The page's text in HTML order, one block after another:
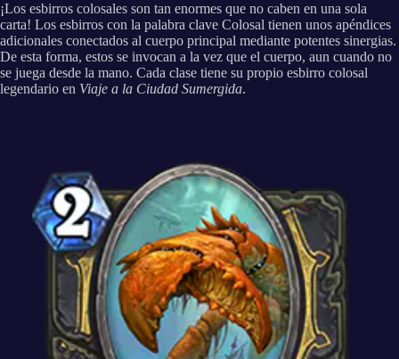
¡Los esbirros colosales son tan enormes que no caben en una sola
carta! Los esbirros con la palabra clave Colosal tienen unos apéndices
adicionales conectados al cuerpo principal mediante potentes sinergias.
De esta forma, estos se invocan a la vez que el cuerpo, aun cuando no
se juega desde la mano. Cada clase tiene su propio esbirro colosal
legendario en Viaje a la Ciudad Sumergida.